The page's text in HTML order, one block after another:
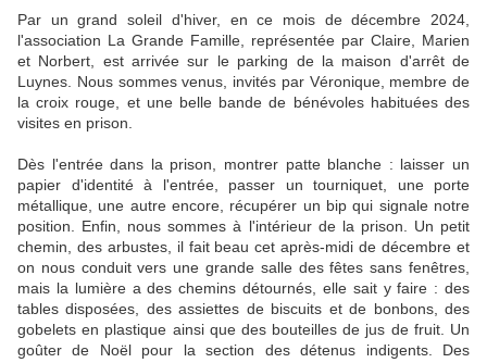
Par un grand soleil d'hiver, en ce mois de décembre 2024,
l'association La Grande Famille, représentée par Claire, Marien
et Norbert, est arrivée sur le parking de la maison d'arrêt de
Luynes. Nous sommes venus, invités par Véronique, membre de
la croix rouge, et une belle bande de bénévoles habituées des
visites en prison.
Dès l'entrée dans la prison, montrer patte blanche : laisser un
papier d'identité à l'entrée, passer un tourniquet, une porte
métallique, une autre encore, récupérer un bip qui signale notre
position. Enfin, nous sommes à l'intérieur de la prison. Un petit
chemin, des arbustes, il fait beau cet après-midi de décembre et
on nous conduit vers une grande salle des fêtes sans fenêtres,
mais la lumière a des chemins détournés, elle sait y faire : des
tables disposées, des assiettes de biscuits et de bonbons, des
gobelets en plastique ainsi que des bouteilles de jus de fruit. Un
goûter de Noël pour la section des détenus indigents. Des